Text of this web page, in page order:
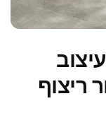
ריצוף